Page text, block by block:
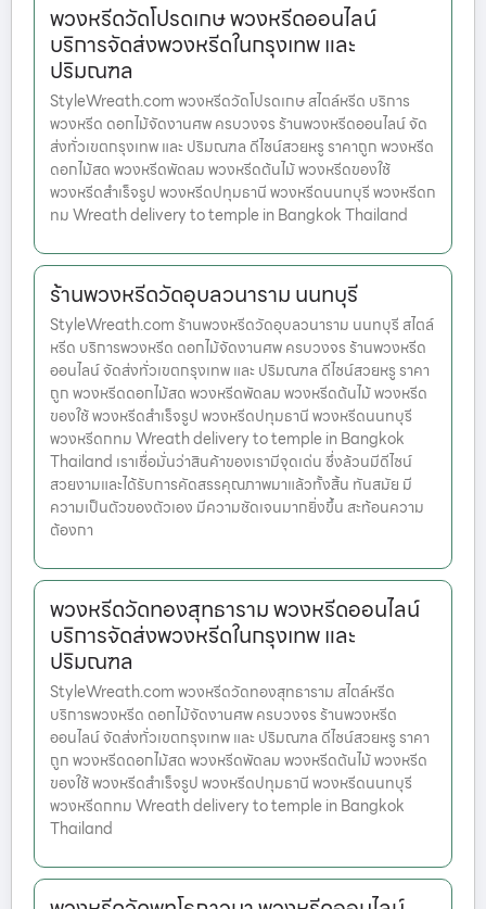
พวงหรีดวัดโปรดเกษ พวงหรีดออนไลน์
บริการจัดส่งพวงหรีดในกรุงเทพ และ
ปริมณฑล
StyleWreath.com พวงหรีดวัดโปรดเกษ สไตล์หรีด บริการ
พวงหรีด ดอกไม้จัดงานศพ ครบวงจร ร้านพวงหรีดออนไลน์ จัด
ส่งทั่วเขตกรุงเทพ และ ปริมณฑล ดีไซน์สวยหรู ราคาถูก พวงหรีด
ดอกไม้สด พวงหรีดพัดลม พวงหรีดต้นไม้ พวงหรีดของใช้
พวงหรีดสำเร็จรูป พวงหรีดปทุมธานี พวงหรีดนนทบุรี พวงหรีดก
ทม Wreath delivery to temple in Bangkok Thailand
ร้านพวงหรีดวัดอุบลวนาราม นนทบุรี
StyleWreath.com ร้านพวงหรีดวัดอุบลวนาราม นนทบุรี สไตล์
หรีด บริการพวงหรีด ดอกไม้จัดงานศพ ครบวงจร ร้านพวงหรีด
ออนไลน์ จัดส่งทั่วเขตกรุงเทพ และ ปริมณฑล ดีไซน์สวยหรู ราคา
ถูก พวงหรีดดอกไม้สด พวงหรีดพัดลม พวงหรีดต้นไม้ พวงหรีด
ของใช้ พวงหรีดสำเร็จรูป พวงหรีดปทุมธานี พวงหรีดนนทบุรี
พวงหรีดกทม Wreath delivery to temple in Bangkok
Thailand เราเชื่อมั่นว่าสินค้าของเรามีจุดเด่น ซึ่งล้วนมีดีไซน์
สวยงามและได้รับการคัดสรรคุณภาพมาแล้วทั้งสิ้น ทันสมัย มี
ความเป็นตัวของตัวเอง มีความชัดเจนมากยิ่งขึ้น สะท้อนความ
ต้องกา
พวงหรีดวัดทองสุทธาราม พวงหรีดออนไลน์
บริการจัดส่งพวงหรีดในกรุงเทพ และ
ปริมณฑล
StyleWreath.com พวงหรีดวัดทองสุทธาราม สไตล์หรีด
บริการพวงหรีด ดอกไม้จัดงานศพ ครบวงจร ร้านพวงหรีด
ออนไลน์ จัดส่งทั่วเขตกรุงเทพ และ ปริมณฑล ดีไซน์สวยหรู ราคา
ถูก พวงหรีดดอกไม้สด พวงหรีดพัดลม พวงหรีดต้นไม้ พวงหรีด
ของใช้ พวงหรีดสำเร็จรูป พวงหรีดปทุมธานี พวงหรีดนนทบุรี
พวงหรีดกทม Wreath delivery to temple in Bangkok
Thailand